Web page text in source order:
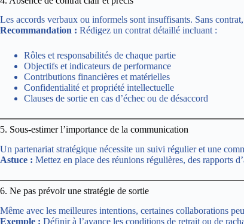
Les accords verbaux ou informels sont insuffisants. Sans
Recommandation : Rédigez un contrat détaillé incluant :
Rôles et responsabilités de chaque partie
Objectifs et indicateurs de performance
Contributions financières et matérielles
Confidentialité et propriété intellectuelle
Clauses de sortie en cas d’échec ou de désaccord
5. Sous-estimer l’importance de la communication
Un partenariat stratégique nécessite un suivi régulier et une
Astuce : Mettez en place des réunions régulières, des rapports
6. Ne pas prévoir une stratégie de sortie
Même avec les meilleures intentions, certaines collaborations
Exemple : Définir à l’avance les conditions de retrait ou de